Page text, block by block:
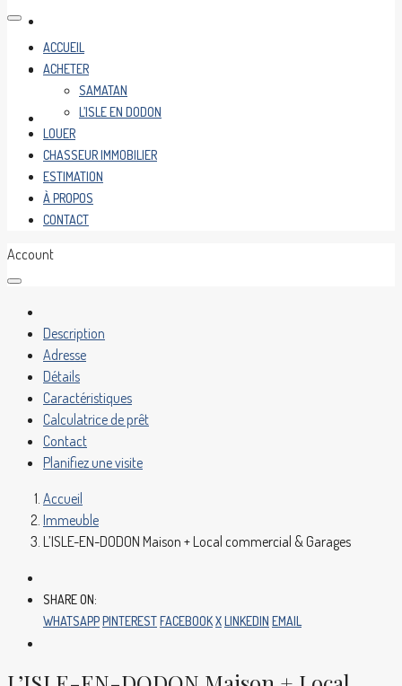
À PROPOS
CONTACT
ACCUEIL
ACHETER
SAMATAN
L’ISLE EN DODON
LOUER
CHASSEUR IMMOBILIER
ESTIMATION
À PROPOS
CONTACT
Account
Description
Adresse
Détails
Caractéristiques
Calculatrice de prêt
Contact
Planifiez une visite
Accueil
Immeuble
L’ISLE-EN-DODON Maison + Local commercial & Garages
SHARE ON:
WHATSAPPPINTERESTFACEBOOKXLINKEDIN EMAIL